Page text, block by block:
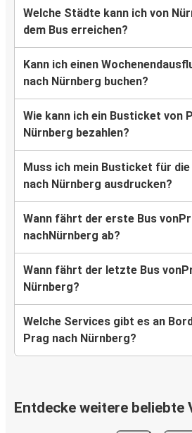
Welche Städte kann ich von
dem Bus erreichen?
Kann ich einen
nach Nürnberg buchen?
Wie kann ich ein Busticket von
Nürnberg bezahlen?
Muss ich mein Busticket für
nach Nürnberg ausdrucken?
Wann fährt der erste Bus
nachNürnberg ab?
Wann fährt der letzte Bus
Nürnberg?
Welche Services gibt es an
Prag nach Nürnberg?
Entdecke weitere beliebte